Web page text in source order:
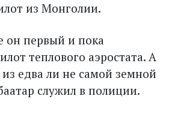
из Монголии.
он первый и пока
теплового аэростата. А
едва ли не самой земной
служил в полиции.